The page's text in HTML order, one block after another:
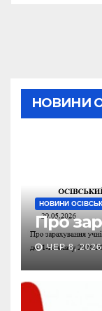
НОВИНИ
НОВИНИ
Про
ЧЕР 8, 2026